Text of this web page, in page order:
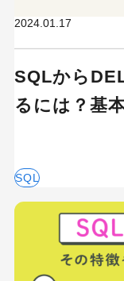
2024.01.17
SQLから
るには？基
SQL